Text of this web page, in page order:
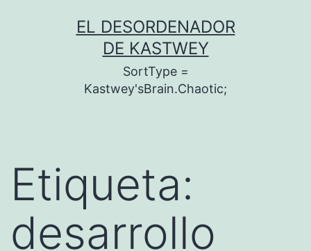
EL DESORDENADOR
DE KASTWEY
SortType =
Kastwey'sBrain.Chaotic;
Etiqueta:
desarrollo